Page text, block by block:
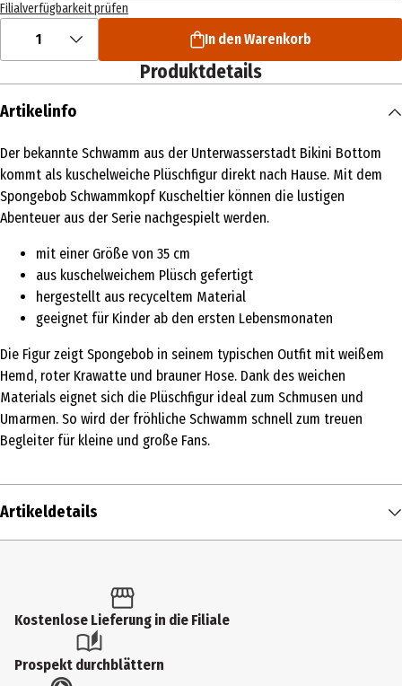
Filialverfügbarkeit prüfen
1 In den Warenkorb
Produktdetails
Artikelinfo
Der bekannte Schwamm aus der Unterwasserstadt Bikini Bottom
kommt als kuschelweiche Plüschfigur direkt nach Hause. Mit dem
Spongebob Schwammkopf Kuscheltier können die lustigen
Abenteuer aus der Serie nachgespielt werden.
mit einer Größe von 35 cm
aus kuschelweichem Plüsch gefertigt
hergestellt aus recyceltem Material
geeignet für Kinder ab den ersten Lebensmonaten
Die Figur zeigt Spongebob in seinem typischen Outfit mit weißem
Hemd, roter Krawatte und brauner Hose. Dank des weichen
Materials eignet sich die Plüschfigur ideal zum Schmusen und
Umarmen. So wird der fröhliche Schwamm schnell zum treuen
Begleiter für kleine und große Fans.
Artikeldetails
Produkttyp
Kuschelartikel
Altersempfehlung ab
Kostenlose Lieferung in die Filiale
Prospekt durchblättern